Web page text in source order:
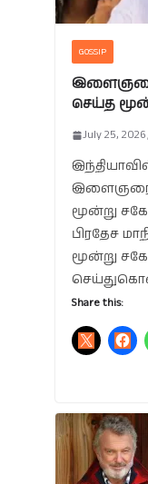
GOSSIP
இளைஞரை
செய்த
July 25, 2026
இளைஞரை
மூன்று
பிரதேச
மூன்று
Share this: